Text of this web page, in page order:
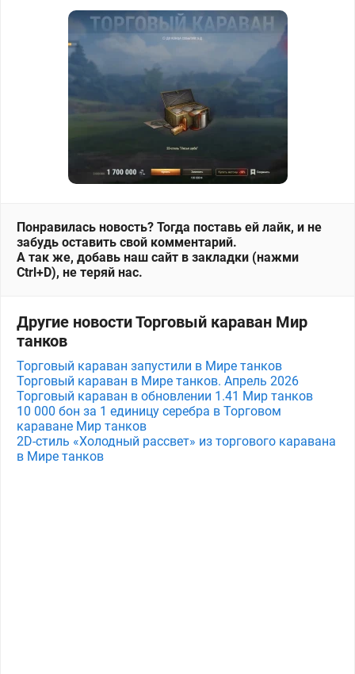
Понравилась новость? Тогда поставь ей лайк, и не
забудь оставить свой комментарий.
А так же, добавь наш сайт в закладки (нажми
Ctrl+D), не теряй нас.
Другие новости Торговый караван Мир
танков
Торговый караван запустили в Мире танков
Торговый караван в Мире танков. Апрель 2026
Торговый караван в обновлении 1.41 Мир танков
10 000 бон за 1 единицу серебра в Торговом
караване Мир танков
2D-стиль «Холодный рассвет» из торгового каравана
в Мире танков